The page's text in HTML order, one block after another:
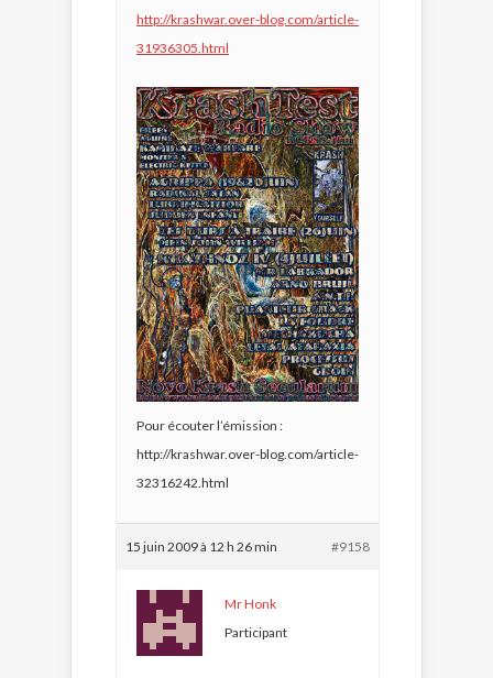
http://krashwar.over-blog.com/article-
31936305.html
Pour écouter l’émission :
http://krashwar.over-blog.com/article-
32316242.html
15 juin 2009 à 12 h 26 min #9158
Mr Honk
Participant